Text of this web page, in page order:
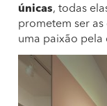
únicas, todas
prometem ser
uma paixão pela